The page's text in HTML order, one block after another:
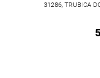
31286, TRUBICA